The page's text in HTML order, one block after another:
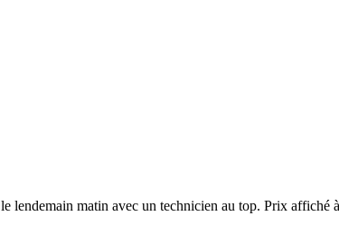
matin avec un technicien au top. Prix affiché